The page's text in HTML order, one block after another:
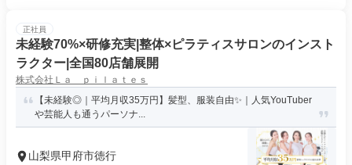
正社員
未経験70%×研修充実|整体×ピラティスサロンのインスト
ラクター|全国80店舗展開
株式会社Ｌａ ｐｉｌａｔｅｓ
【未経験◎｜平均月収35万円】髪型、服装自由✨｜人気YouTuber
や芸能人も通うパーソナ...
山梨県甲府市徳行